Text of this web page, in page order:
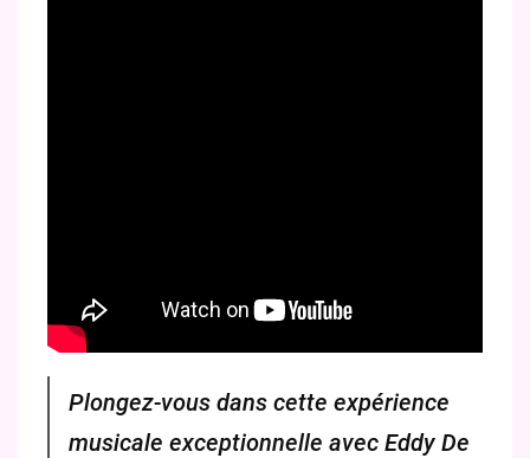
Plongez-vous dans cette expérience
musicale exceptionnelle avec Eddy De